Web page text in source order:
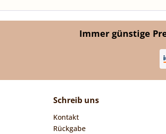
Immer günstige
Schreib uns
Kontakt
Rückgabe